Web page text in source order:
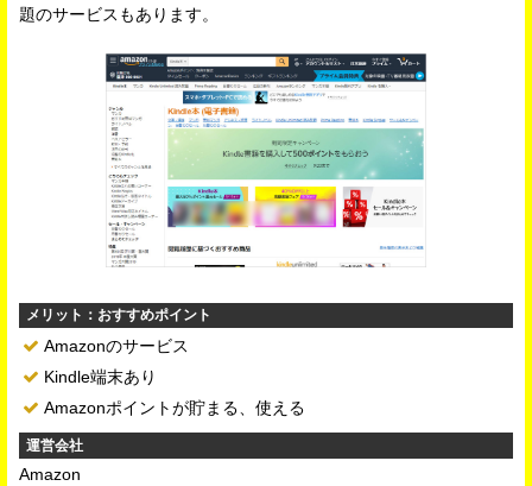
題のサービスもあります。
メリット：おすすめポイント
Amazonのサービス
Kindle端末あり
Amazonポイントが貯まる、使える
運営会社
Amazon